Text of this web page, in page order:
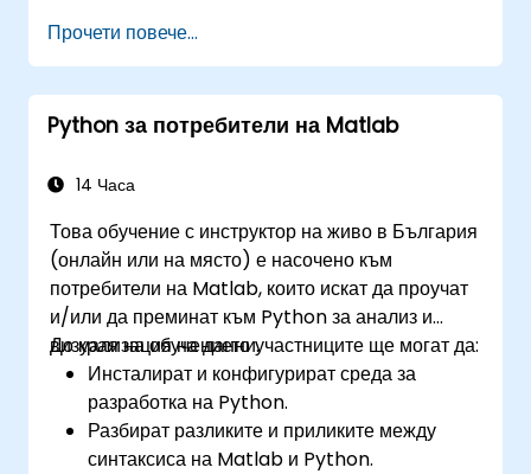
Прочети повече...
Python за потребители на Matlab
14 Часа
Това обучение с инструктор на живо в България
(онлайн или на място) е насочено към
потребители на Matlab, които искат да проучат
и/или да преминат към Python за анализ и
визуализация на данни.
До края на обучението участниците ще могат да:
Инсталират и конфигурират среда за
разработка на Python.
Разбират разликите и приликите между
синтаксиса на Matlab и Python.